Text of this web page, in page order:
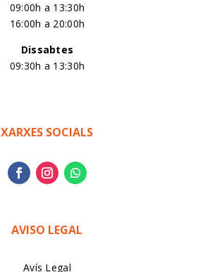
09:00h a 13:30h
16:00h a 20:00h
Dissabtes
09:30h a 13:30h
XARXES SOCIALS
AVISO LEGAL
Avís Legal